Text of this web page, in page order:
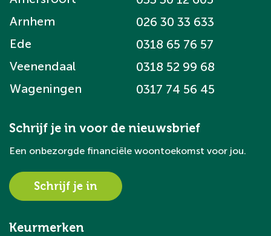
Arnhem
026 30 33 633
Ede
0318 65 76 57
Veenendaal
0318 52 99 68
Wageningen
0317 74 56 45
Schrijf je in voor de nieuwsbrief
Een onbezorgde financiële woontoekomst voor jou.
Schrijf je in
Keurmerken